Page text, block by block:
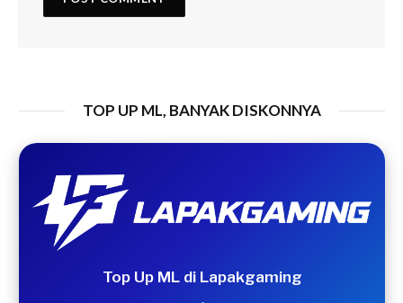
TOP UP ML, BANYAK DISKONNYA
Top Up ML di Lapakgaming